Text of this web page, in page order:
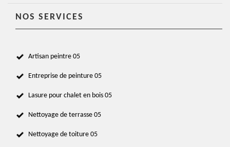
NOS SERVICES
Artisan peintre 05
Entreprise de peinture 05
Lasure pour chalet en bois 05
Nettoyage de terrasse 05
Nettoyage de toiture 05